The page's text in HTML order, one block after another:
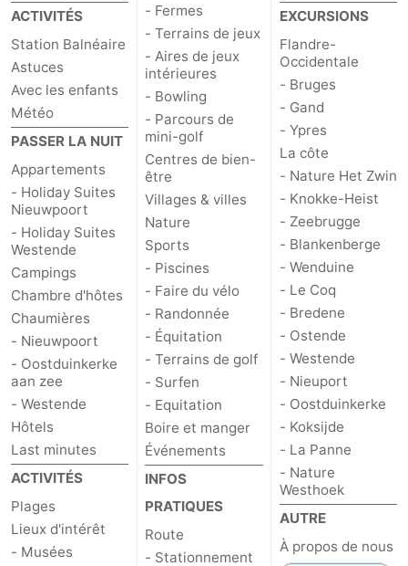
ACTIVITÉS
Station Balnéaire
Astuces
Avec les enfants
Météo
PASSER LA NUIT
Appartements
- Holiday Suites
Nieuwpoort
- Holiday Suites
Westende
Campings
Chambre d'hôtes
Chaumières
- Nieuwpoort
- Oostduinkerke
aan zee
- Westende
Hôtels
Last minutes
ACTIVITÉS
Plages
Lieux d'intérêt
- Musées
- Fermes
- Terrains de jeux
- Aires de jeux
intérieures
- Bowling
- Parcours de
mini-golf
Centres de bien-
être
Villages & villes
Nature
Sports
- Piscines
- Faire du vélo
- Randonnée
- Équitation
- Terrains de golf
- Surfen
- Equitation
Boire et manger
Événements
INFOS
PRATIQUES
Route
- Stationnement
EXCURSIONS
Flandre-
Occidentale
- Bruges
- Gand
- Ypres
La côte
- Nature Het Zwin
- Knokke-Heist
- Zeebrugge
- Blankenberge
- Wenduine
- Le Coq
- Bredene
- Ostende
- Westende
- Nieuport
- Oostduinkerke
- Koksijde
- La Panne
- Nature
Westhoek
AUTRE
À propos de nous